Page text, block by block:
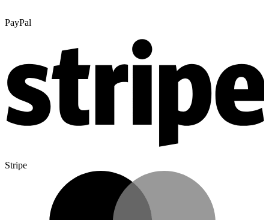
PayPal
Stripe